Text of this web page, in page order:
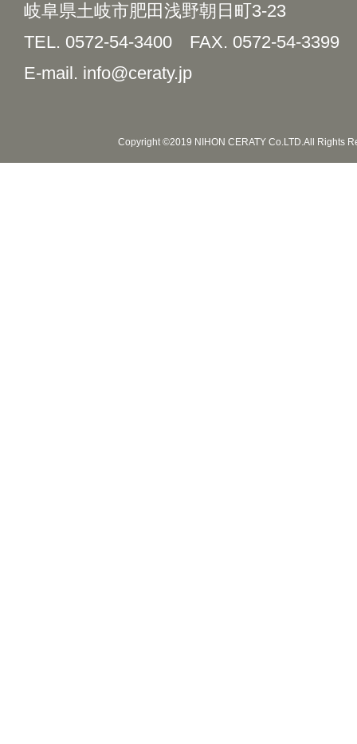
岐阜県土岐市肥田浅野朝日町3-23
TEL. 0572-54-3400 FAX. 0572-54-3399
E-mail. info@ceraty.jp
Copyright ©2019 NIHON CERATY Co.LTD.All Rights